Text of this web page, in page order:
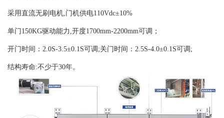
采用直流无刷电机,门机供电110Vdc±10%
单门150KG驱动能力,开度1700mm-2200mm可调；
开门时间：2.0S-3.5±0.1S可调;关门时间：2.5S-4.0±0.1S可调;
结构寿命:不少于30年。